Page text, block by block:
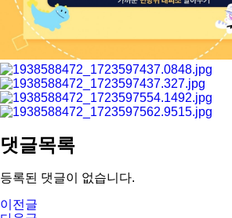
댓글목록
등록된 댓글이 없습니다.
이전글